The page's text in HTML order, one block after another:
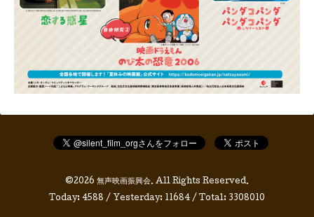
©2026 無声映画振興会. All Rights Reserved.
Today: 4588 / Yesterday: 11684 / Total: 3308010